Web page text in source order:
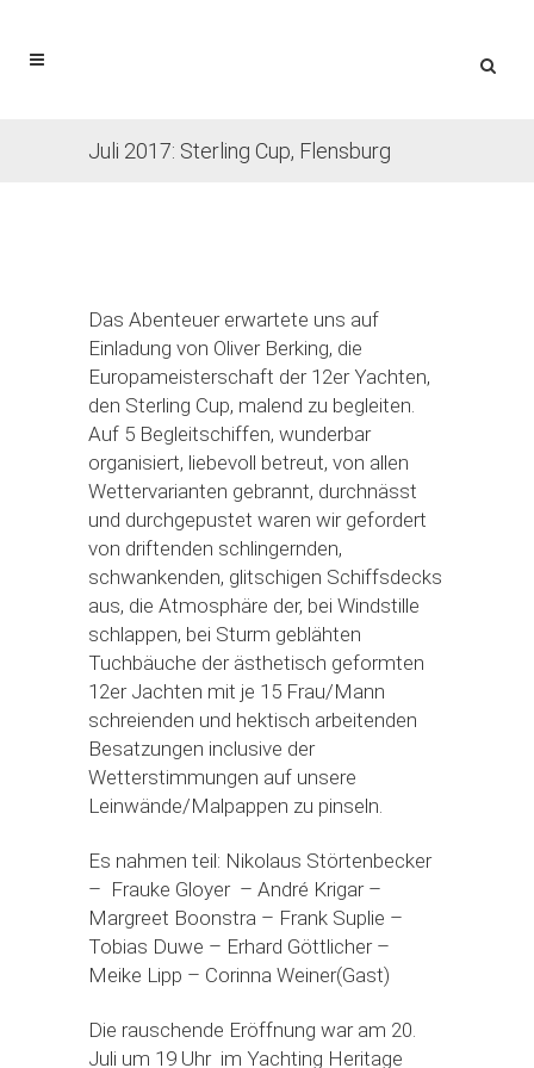
Juli 2017: Sterling Cup, Flensburg
Das Abenteuer erwartete uns auf
Einladung von Oliver Berking, die
Europameisterschaft der 12er Yachten,
den Sterling Cup, malend zu begleiten.
Auf 5 Begleitschiffen, wunderbar
organisiert, liebevoll betreut, von allen
Wettervarianten gebrannt, durchnässt
und durchgepustet waren wir gefordert
von driftenden schlingernden,
schwankenden, glitschigen Schiffsdecks
aus, die Atmosphäre der, bei Windstille
schlappen, bei Sturm geblähten
Tuchbäuche der ästhetisch geformten
12er Jachten mit je 15 Frau/Mann
schreienden und hektisch arbeitenden
Besatzungen inclusive der
Wetterstimmungen auf unsere
Leinwände/Malpappen zu pinseln.
Es nahmen teil: Nikolaus Störtenbecker
– Frauke Gloyer – André Krigar –
Margreet Boonstra – Frank Suplie –
Tobias Duwe – Erhard Göttlicher –
Meike Lipp – Corinna Weiner(Gast)
Die rauschende Eröffnung war am 20.
Juli um 19 Uhr im Yachting Heritage